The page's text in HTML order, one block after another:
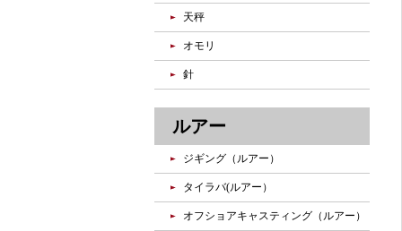
天秤
オモリ
針
ルアー
ジギング（ルアー）
タイラバ(ルアー）
オフショアキャスティング（ルアー）